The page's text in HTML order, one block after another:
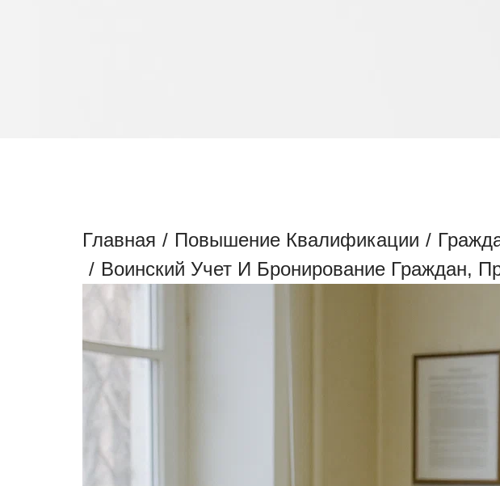
Главная / Повышение Квалификации /
/ Воинский Учет И Бронирование Граждан,